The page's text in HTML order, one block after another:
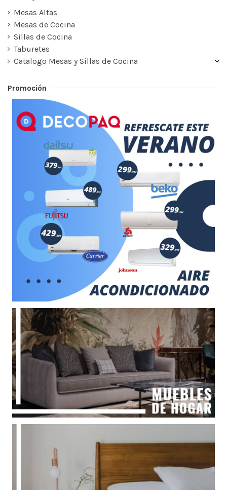
Mesas Altas
Mesas de Cocina
Sillas de Cocina
Taburetes
Catalogo Mesas y Sillas de Cocina
Promoción